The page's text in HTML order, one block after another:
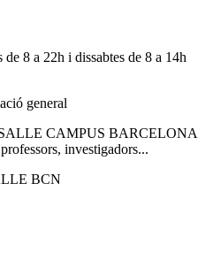
8 a 22h i dissabtes de 8 a 14h
general
CAMPUS BARCELONA
investigadors...
BCN